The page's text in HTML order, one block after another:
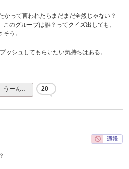
かって言われたらまだまだ全然じゃない？
のグループは誰？ってクイズ出しても、
う。
ッシュしてもらいたい気持ちはある。
うーん… 20